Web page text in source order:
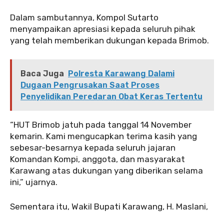
Dalam sambutannya, Kompol Sutarto
menyampaikan apresiasi kepada seluruh pihak
yang telah memberikan dukungan kepada Brimob.
Baca Juga Polresta Karawang Dalami
Dugaan Pengrusakan Saat Proses
Penyelidikan Peredaran Obat Keras Tertentu
“HUT Brimob jatuh pada tanggal 14 November
kemarin. Kami mengucapkan terima kasih yang
sebesar-besarnya kepada seluruh jajaran
Komandan Kompi, anggota, dan masyarakat
Karawang atas dukungan yang diberikan selama
ini,” ujarnya.
Sementara itu, Wakil Bupati Karawang, H. Maslani,